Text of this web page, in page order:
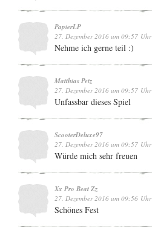
PapierLP
27. Dezember 2016 um 09:57 Uhr
Nehme ich gerne teil :)
Matthias Petz
27. Dezember 2016 um 09:57 Uhr
Unfassbar dieses Spiel
ScooterDeluxe97
27. Dezember 2016 um 09:57 Uhr
Würde mich sehr freuen
Xx Pro Beat Zz
27. Dezember 2016 um 09:56 Uhr
Schönes Fest